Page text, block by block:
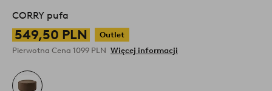
CORRY pufa
549,50 PLN
Outlet
Pierwotna Cena 1099 PLN Więcej informacji